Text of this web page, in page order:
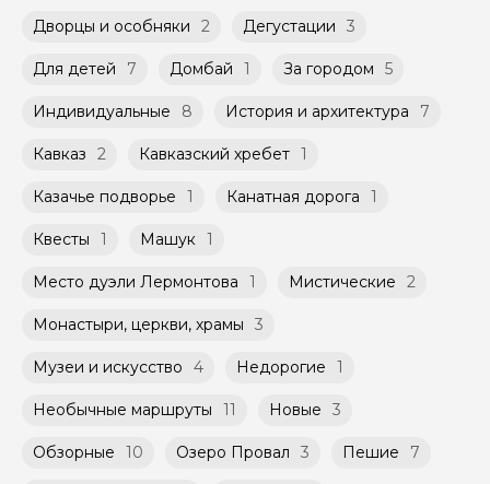
при наличии такой возможности,
заключенного между Организатором и
к Оферте Сервиса.
Способы оплаты на сайте: Картой
российского банка можно оплатить любую
Мини-группы проводятся на тех же
условиях, что и групповые, но с количество
участников ограничено (группа может быть
Дворцы и особняки 2 Дегустации 3
Для детей 7 Домбай 1 За городом 5
Индивидуальные 8 История и архитектура 7
Кавказ 2 Кавказский хребет 1
Казачье подворье 1 Канатная дорога 1
Квесты 1 Машук 1
Место дуэли Лермонтова 1 Мистические 2
Монастыри, церкви, храмы 3
Музеи и искусство 4 Недорогие 1
Необычные маршруты 11 Новые 3
Обзорные 10 Озеро Провал 3 Пешие 7